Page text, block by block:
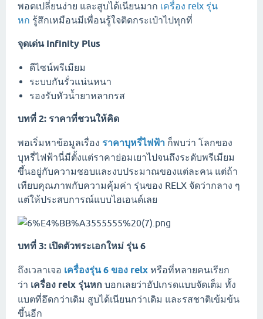
พอตเปลี่ยนง่าย และสูบได้เนียนมาก เครื่อง relx รุ่น
หก รู้สึกเหมือนมีเพื่อนรู้ใจติดกระเป๋าไปทุกที่
จุดเด่น Infinity Plus
ดีไซน์พรีเมียม
ระบบกันรั่วแน่นหนา
รองรับหัวน้ำยาหลากรส
บทที่ 2: ราคาที่ชวนให้คิด
พอเริ่มหาข้อมูลเรื่อง ราคาบุหรี่ไฟฟ้า ก็พบว่า โลกของ
บุหรี่ไฟฟ้านี่มีตั้งแต่ราคาย่อมเยาไปจนถึงระดับพรีเมียม
ขึ้นอยู่กับความชอบและงบประมาณของแต่ละคน แต่ถ้า
เทียบคุณภาพกับความคุ้มค่า รุ่นของ RELX จัดว่ากลาง ๆ
แต่ให้ประสบการณ์แบบไฮเอนด์เลย
บทที่ 3: เปิดตัวพระเอกใหม่ รุ่น 6
ถึงเวลาเจอ เครื่องรุ่น 6 ของ relx หรือที่หลายคนเรียก
ว่า เครื่อง relx รุ่นหก บอกเลยว่าอัปเกรดแบบจัดเต็ม ทั้ง
แบตที่อึดกว่าเดิม สูบได้เนียนกว่าเดิม และรสชาติเข้มข้น
ขึ้นอีก